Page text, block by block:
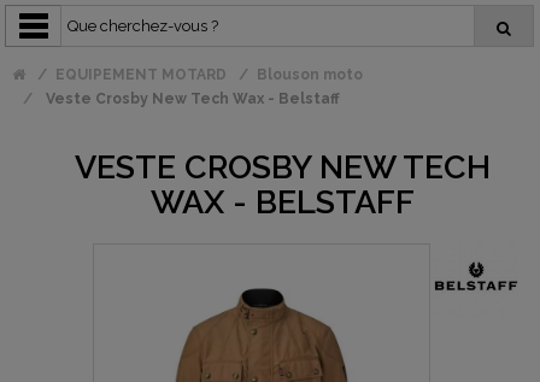
EQUIPEMENT MOTARD
Blouson moto
Veste Crosby New Tech Wax - Belstaff
VESTE CROSBY NEW TECH
WAX - BELSTAFF